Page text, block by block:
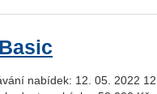
nabídek: 12. 05. 2022